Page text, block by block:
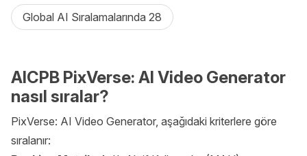
Global AI Sıralamalarında 28
AICPB PixVerse: AI Video Generator
nasıl sıralar?
PixVerse: AI Video Generator, aşağıdaki kriterlere göre
sıralanır: